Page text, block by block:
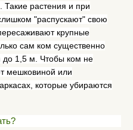
Такие растения и при
"распускают" свою
крупные
сам ком существенно
до 1,5 м. Чтобы ком не
мешковиной или
которые убираются